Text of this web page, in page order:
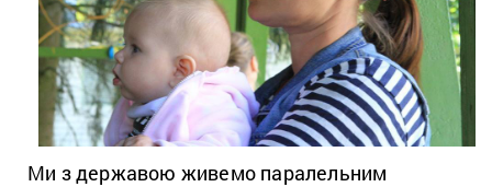
Ми з державою живемо паралельним